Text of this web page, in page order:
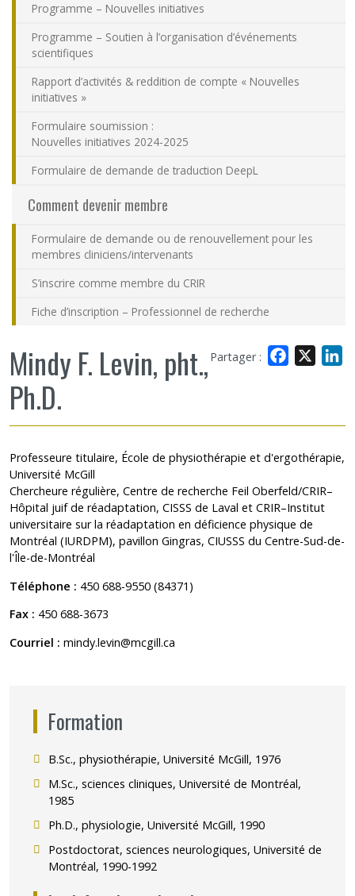
Plan du site
Accessibilité
Espace membre
Programme – Nouvelles initiatives
Programme – Soutien à l’organisation d’événements
scientifiques
Rapport d’activités & reddition de compte « Nouvelles
initiatives »
Formulaire soumission :
Nouvelles initiatives 2024-2025
Formulaire de demande de traduction DeepL
Comment devenir membre
Formulaire de demande ou de renouvellement pour les
membres cliniciens/intervenants
S’inscrire comme membre du CRIR
Fiche d’inscription – Professionnel de recherche
Partager : Facebook
Mindy F. Levin, pht.,
Ph.D.
Professeure titulaire, École de physiothérapie et d'ergothérapie,
Université McGill
Chercheure régulière, Centre de recherche Feil Oberfeld/CRIR–
Hôpital juif de réadaptation, CISSS de Laval et CRIR–Institut
universitaire sur la réadaptation en déficience physique de
Montréal (IURDPM), pavillon Gingras, CIUSSS du Centre-Sud-de-
l'Île-de-Montréal
Téléphone : 450 688-9550 (84371)
Fax : 450 688-3673
Courriel : mindy.levin@mcgill.ca
Formation
B.Sc., physiothérapie, Université McGill, 1976
M.Sc., sciences cliniques, Université de Montréal,
1985
Ph.D., physiologie, Université McGill, 1990
Postdoctorat, sciences neurologiques, Université de
Montréal, 1990-1992